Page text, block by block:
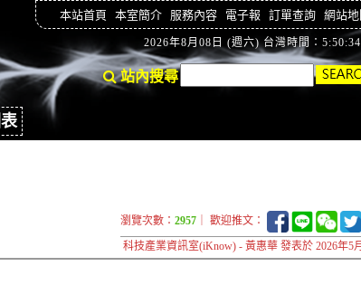
本站首頁 本室簡介 服務內容 電子報 訂單查詢 網站地
2026年8月08日 (週六) 台灣時間：
站內搜尋
瀏覽次數： 2957 ｜ 歡迎推文：
科技產業資訊室(iKnow) - 黃惠華 發表於 2026年5